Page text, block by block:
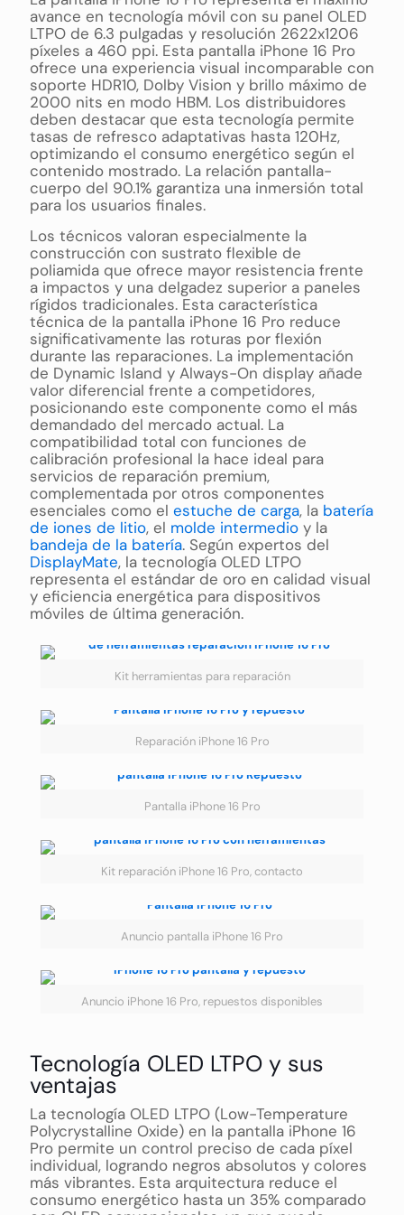
avance en tecnología móvil con su panel OLED
LTPO de 6.3 pulgadas y resolución 2622x1206
píxeles a 460 ppi. Esta pantalla iPhone 16 Pro
ofrece una experiencia visual incomparable con
soporte HDR10, Dolby Vision y brillo máximo de
2000 nits en modo HBM. Los distribuidores
deben destacar que esta tecnología permite
tasas de refresco adaptativas hasta 120Hz,
optimizando el consumo energético según el
contenido mostrado. La relación pantalla-
cuerpo del 90.1% garantiza una inmersión total
para los usuarios finales.
Los técnicos valoran especialmente la
construcción con sustrato flexible de
poliamida que ofrece mayor resistencia frente
a impactos y una delgadez superior a paneles
rígidos tradicionales. Esta característica
técnica de la pantalla iPhone 16 Pro reduce
significativamente las roturas por flexión
durante las reparaciones. La implementación
de Dynamic Island y Always-On display añade
valor diferencial frente a competidores,
posicionando este componente como el más
demandado del mercado actual. La
compatibilidad total con funciones de
calibración profesional la hace ideal para
servicios de reparación premium,
complementada por otros componentes
esenciales como el estuche de carga, la batería
de iones de litio, el molde intermedio y la
bandeja de la batería. Según expertos del
DisplayMate, la tecnología OLED LTPO
representa el estándar de oro en calidad visual
y eficiencia energética para dispositivos
móviles de última generación.
Kit herramientas para reparación
Reparación iPhone 16 Pro
Pantalla iPhone 16 Pro
Kit reparación iPhone 16 Pro, contacto
Anuncio pantalla iPhone 16 Pro
Anuncio iPhone 16 Pro, repuestos disponibles
Tecnología OLED LTPO y sus
ventajas
La tecnología OLED LTPO (Low-Temperature
Polycrystalline Oxide) en la pantalla iPhone 16
Pro permite un control preciso de cada píxel
individual, logrando negros absolutos y colores
más vibrantes. Esta arquitectura reduce el
consumo energético hasta un 35% comparado